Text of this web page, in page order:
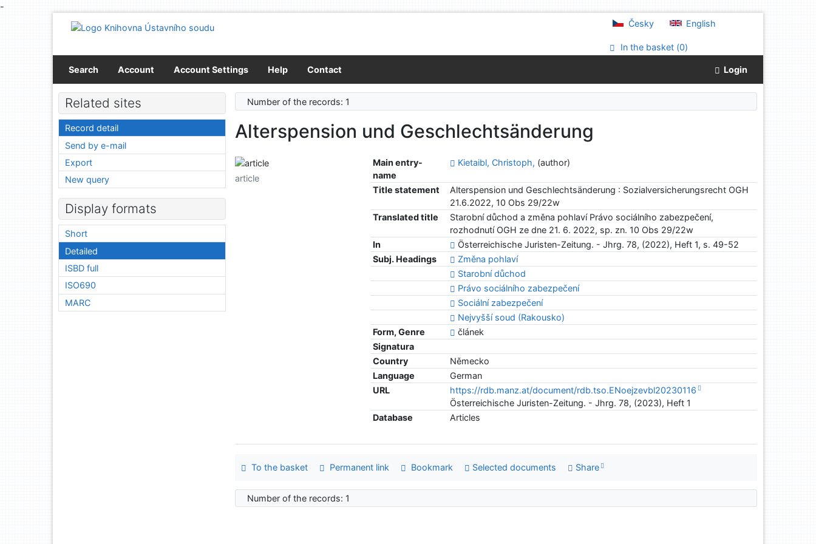
-
Go to menu
Česky English
In the basket (0)
Search Account Account Settings Help Contact Login
Number of the records: 1
Alterspension und Geschlechtsänderung
Main entry-
name
Kietaibl, Christoph, (author)
Title statement
Alterspension und Geschlechtsänderung : Sozialversicherungsrecht OGH
21.6.2022, 10 Obs 29/22w
Translated title
Starobní důchod a změna pohlaví Právo sociálního zabezpečení,
rozhodnutí OGH ze dne 21. 6. 2022, sp. zn. 10 Obs 29/22w
In
Österreichische Juristen-Zeitung. - Jhrg. 78, (2022), Heft 1, s. 49-52
Subj. Headings
Změna pohlaví
Starobní důchod
Právo sociálního zabezpečení
Sociální zabezpečení
Nejvyšší soud (Rakousko)
Form, Genre
článek
Signatura
Country
Německo
Language
German
URL
https://rdb.manz.at/document/rdb.tso.ENoejzevbl20230116
Österreichische Juristen-Zeitung. - Jhrg. 78, (2023), Heft 1
Database
Articles
article
To the basket Permanent link Bookmark Selected documents Share
Number of the records: 1
Related sites
Record detail
Send by e-mail
Export
New query
Display formats
Short
Detailed
ISBD full
ISO690
MARC